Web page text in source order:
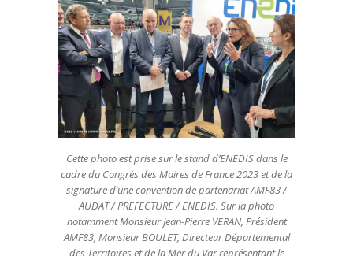
Cette photo est prise sur le stand d’ENEDIS dans le
cadre du Congrès des Maires de France 2023 et de la
signature d’une convention de partenariat AMF83 /
AUDAT / PREFECTURE / ENEDIS. Sur la photo
notamment Monsieur Jean-Pierre VERAN, Président
AMF83, Monsieur BOULET, Directeur Départemental
des Territoires et de la Mer du Var représentant le